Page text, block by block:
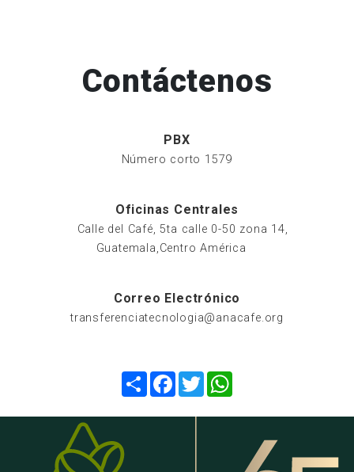
Contáctenos
PBX
Número corto 1579
Oficinas Centrales
Calle del Café, 5ta calle 0-50 zona 14,
Guatemala,Centro América
Correo Electrónico
transferenciatecnologia@anacafe.org
CompartirFacebook
Twitter